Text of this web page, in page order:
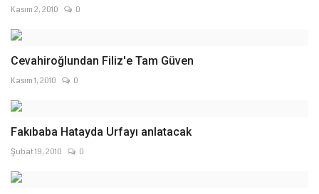
Kasım 2, 2010 0
Cevahiroğlundan Filiz'e Tam Güven
Kasım 1, 2010 0
Fakıbaba Hatayda Urfayı anlatacak
Şubat 19, 2010 0